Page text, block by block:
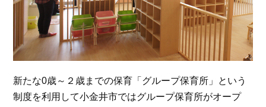
新たな0歳～２歳までの保育「グループ保育所」という
制度を利用して小金井市ではグループ保育所がオープ